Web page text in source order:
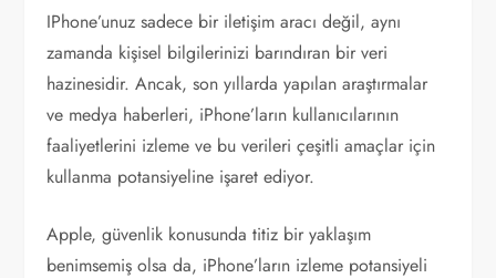
IPhone’unuz sadece bir iletişim aracı değil, aynı
zamanda kişisel bilgilerinizi barındıran bir veri
hazinesidir. Ancak, son yıllarda yapılan araştırmalar
ve medya haberleri, iPhone’ların kullanıcılarının
faaliyetlerini izleme ve bu verileri çeşitli amaçlar için
kullanma potansiyeline işaret ediyor.
Apple, güvenlik konusunda titiz bir yaklaşım
benimsemiş olsa da, iPhone’ların izleme potansiyeli